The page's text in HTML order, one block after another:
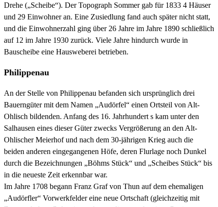
Drehe („Scheibe“). Der Topograph Sommer gab für 1833 4 Häuser
und 29 Einwohner an. Eine Zusiedlung fand auch später nicht statt,
und die Einwohnerzahl ging über 26 Jahre im Jahre 1890 schließlich
auf 12 im Jahre 1930 zurück. Viele Jahre hindurch wurde in
Bauscheibe eine Hausweberei betrieben.
Philippenau
An der Stelle von Philippenau befanden sich ursprünglich drei
Bauerngüter mit dem Namen „Audörfel“ einen Ortsteil von Alt-
Ohlisch bildenden. Anfang des 16. Jahrhundert s kam unter den
Salhausen eines dieser Güter zwecks Vergrößerung an den Alt-
Ohlischer Meierhof und nach dem 30-jährigen Krieg auch die
beiden anderen eingegangenen Höfe, deren Flurlage noch Dunkel
durch die Bezeichnungen „Böhms Stück“ und „Scheibes Stück“ bis
in die neueste Zeit erkennbar war.
Im Jahre 1708 begann Franz Graf von Thun auf dem ehemaligen
„Audörfler“ Vorwerkfelder eine neue Ortschaft (gleichzeitig mit